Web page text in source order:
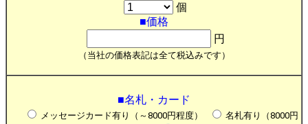
個
■価格
円
（当社の価格表記は全て税込みです）
■名札・カード
メッセージカード有り（～8000円程度）
名札有り（8000円